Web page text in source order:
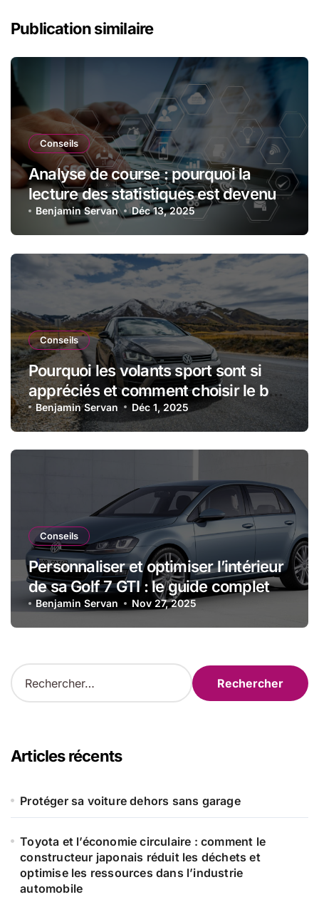
Publication similaire
Conseils
Analyse de course : pourquoi la
lecture des statistiques est devenue
essentielle en sport automobile
Benjamin Servan Déc 13, 2025
Conseils
Pourquoi les volants sport sont si
appréciés et comment choisir le bon
modèle
Benjamin Servan Déc 1, 2025
Conseils
Personnaliser et optimiser l’intérieur
de sa Golf 7 GTI : le guide complet
Benjamin Servan Nov 27, 2025
R
e
r
c
e
:
Articles récents
Protéger sa voiture dehors sans garage
Toyota et l’économie circulaire : comment le
constructeur japonais réduit les déchets et
optimise les ressources dans l’industrie
automobile